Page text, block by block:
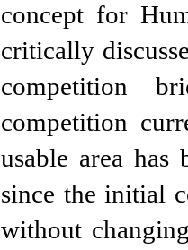
concept for
critically
competition
competition
usable area
since the initial
without